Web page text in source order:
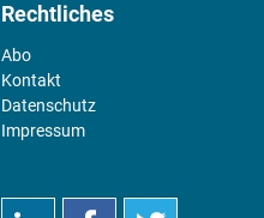
Rechtliches
Abo
Kontakt
Datenschutz
Impressum